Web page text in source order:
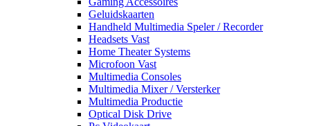
Geluidskaarten
Handheld Multimedia Speler / Recorder
Headsets Vast
Home Theater Systems
Microfoon Vast
Multimedia Consoles
Multimedia Mixer / Versterker
Multimedia Productie
Optical Disk Drive